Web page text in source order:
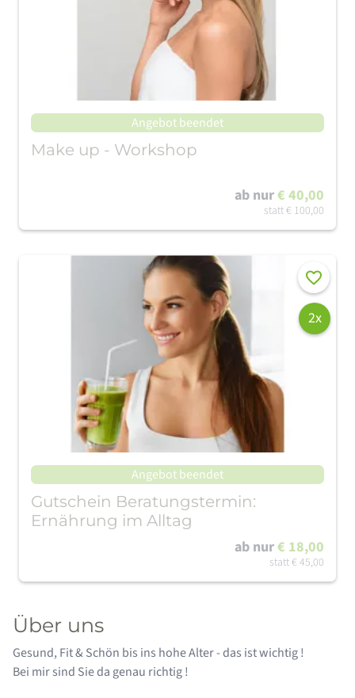
Angebot beendet
Make up - Workshop
ab nur€ 40,00
statt€ 100,00
Merken
2x
Angebot beendet
Gutschein Beratungstermin:
Ernährung im Alltag
ab nur€ 18,00
statt€ 45,00
Über uns
Gesund, Fit & Schön bis ins hohe Alter - das ist wichtig !
Bei mir sind Sie da genau richtig !